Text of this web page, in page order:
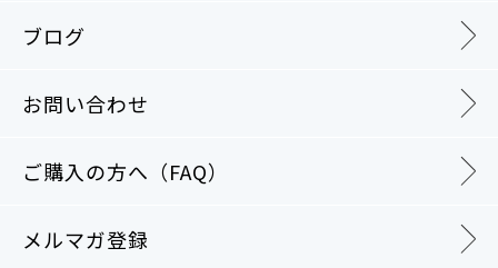
ブログ
お問い合わせ
ご購入の方へ（FAQ）
メルマガ登録